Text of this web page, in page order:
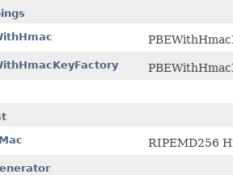
RIPEMD256